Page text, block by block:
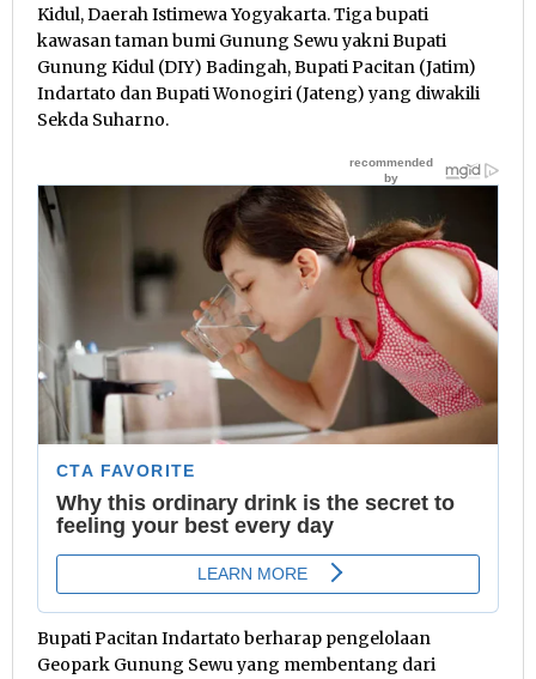
Kidul, Daerah Istimewa Yogyakarta. Tiga bupati
kawasan taman bumi Gunung Sewu yakni Bupati
Gunung Kidul (DIY) Badingah, Bupati Pacitan (Jatim)
Indartato dan Bupati Wonogiri (Jateng) yang diwakili
Sekda Suharno.
Bupati Pacitan Indartato berharap pengelolaan
Geopark Gunung Sewu yang membentang dari